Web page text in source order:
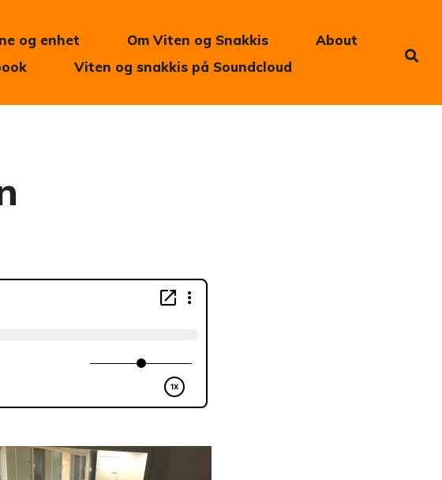
og enhet Om Viten og Snakkis
About
Viten og snakkis på Soundcloud